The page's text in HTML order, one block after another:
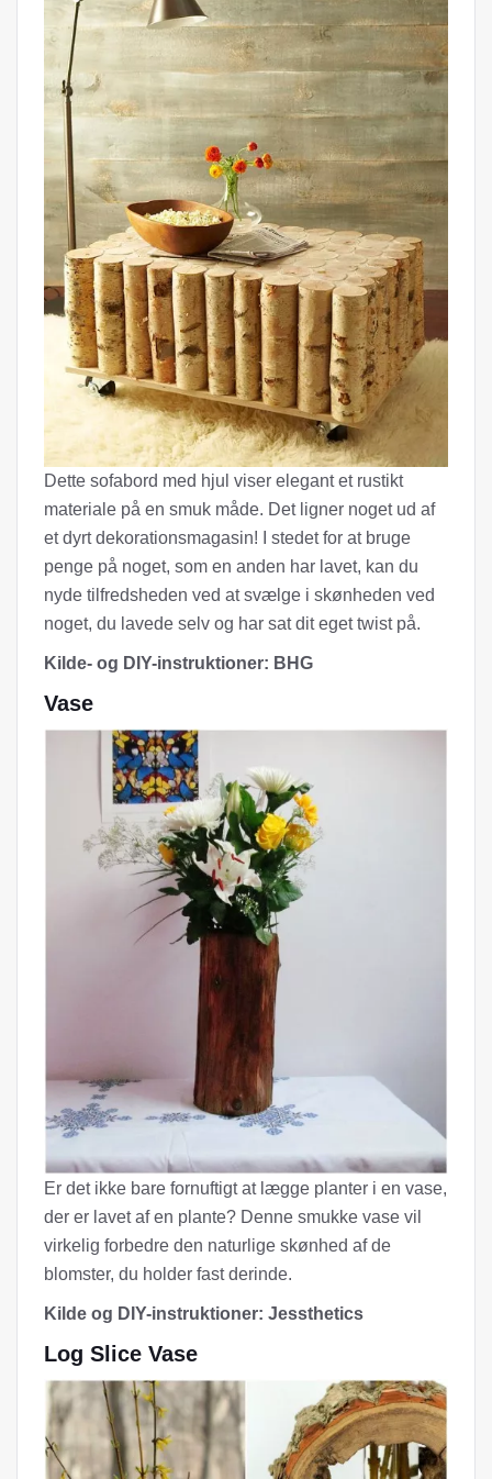
Dette sofabord med hjul viser elegant et rustikt
materiale på en smuk måde. Det ligner noget ud af
et dyrt dekorationsmagasin! I stedet for at bruge
penge på noget, som en anden har lavet, kan du
nyde tilfredsheden ved at svælge i skønheden ved
noget, du lavede selv og har sat dit eget twist på.
Kilde- og DIY-instruktioner: BHG
Vase
Er det ikke bare fornuftigt at lægge planter i en vase,
der er lavet af en plante? Denne smukke vase vil
virkelig forbedre den naturlige skønhed af de
blomster, du holder fast derinde.
Kilde og DIY-instruktioner: Jessthetics
Log Slice Vase